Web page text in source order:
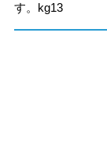
す。kg13